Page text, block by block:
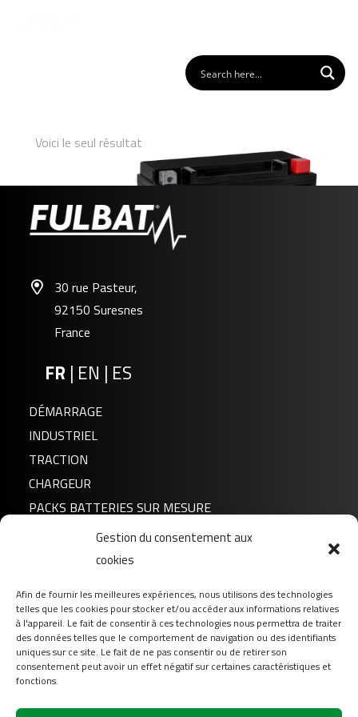
Gestion du consentement aux
cookies
Afin de fournir les meilleures expériences, nous utilisons des technologies
telles que les cookies pour stocker et/ou accéder aux informations relatives
à l'appareil. Le fait de consentir à ces technologies nous permettra de traiter
des données telles que le comportement de navigation ou des identifiants
uniques sur ce site. Le fait de ne pas consentir ou de retirer son
consentement peut avoir un effet négatif sur certaines caractéristiques et
fonctions.
Voici le seul résultat
30 rue Pasteur,
92150 Suresnes
France
FR | EN | ES
DÉMARRAGE
INDUSTRIEL
TRACTION
CHARGEUR
PACKS BATTERIES SUR MESURE
FAQ
Téléchargement
Login
Contact